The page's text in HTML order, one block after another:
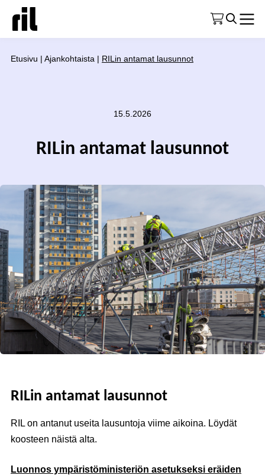
Etusivu | Ajankohtaista | RILin antamat lausunnot
15.5.2026
RILin antamat lausunnot
RILin antamat lausunnot
RIL on antanut useita lausuntoja viime aikoina. Löydät
koosteen näistä alta.
Luonnos ympäristöministeriön asetukseksi eräiden